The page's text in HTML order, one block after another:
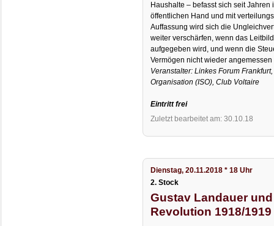
Haushalte – befasst sich seit
öffentlichen Hand und mit
Auffassung wird sich die
weiter verschärfen, wenn das
aufgegeben wird, und wenn die
Vermögen nicht wieder angemessen
Veranstalter: Linkes Forum
Organisation (ISO), Club Voltaire
Eintritt frei
Zuletzt bearbeitet am: 30.10.18
Dienstag, 20.11.2018 * 18 Uhr
2. Stock
Gustav Landauer
Revolution 1918/1919